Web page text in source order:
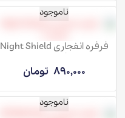
ناموجود
فرفره انفجاری Night Shield
890,000 تومان
ناموجود